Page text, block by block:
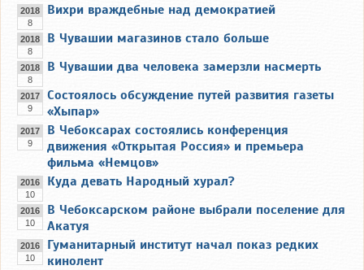
2018
8
Вихри враждебные над демократией
2018
8
В Чувашии магазинов стало больше
2018
8
В Чувашии два человека замерзли насмерть
2017
9
Состоялось обсуждение путей развития газеты
«Хыпар»
2017
9
В Чебоксарах состоялись конференция
движения «Открытая Россия» и премьера
фильма «Немцов»
2016
10
Куда девать Народный хурал?
2016
10
В Чебоксарском районе выбрали поселение для
Акатуя
2016
10
Гуманитарный институт начал показ редких
кинолент